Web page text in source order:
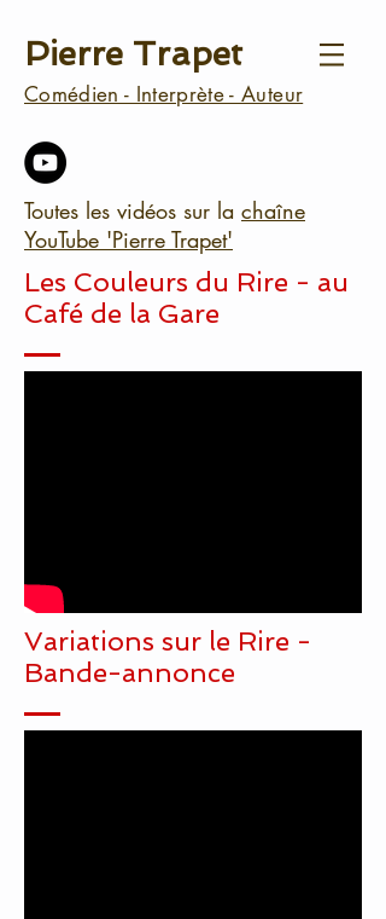
Pierre Trapet
Comédien - Interprète - Auteur
Toutes les vidéos sur la chaîne
YouTube 'Pierre Trapet'
Les Couleurs du Rire - au
Café de la Gare
Variations sur le Rire -
Bande-annonce